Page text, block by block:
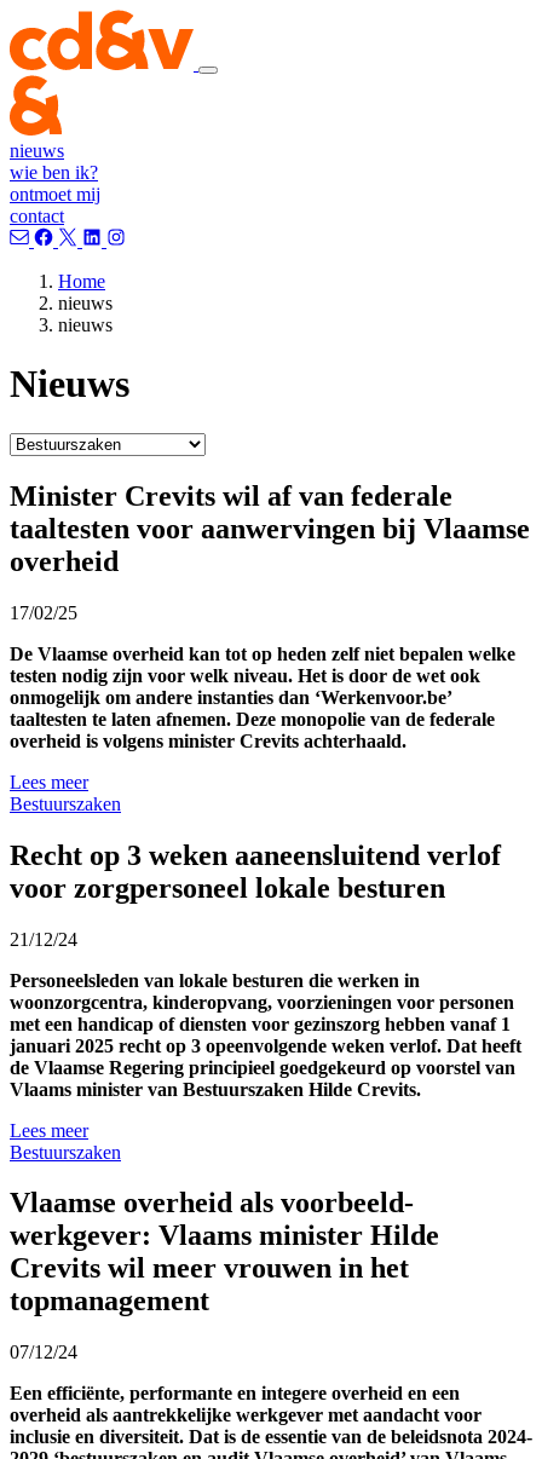
nieuws
wie ben ik?
ontmoet mij
contact
Home
nieuws
nieuws
Nieuws
Minister Crevits wil af van federale
taaltesten voor aanwervingen bij Vlaamse
overheid
17/02/25
De Vlaamse overheid kan tot op heden zelf niet bepalen welke
testen nodig zijn voor welk niveau. Het is door de wet ook
onmogelijk om andere instanties dan ‘Werkenvoor.be’
taaltesten te laten afnemen. Deze monopolie van de federale
overheid is volgens minister Crevits achterhaald.
Lees meer
Bestuurszaken
Recht op 3 weken aaneensluitend verlof
voor zorgpersoneel lokale besturen
21/12/24
Personeelsleden van lokale besturen die werken in
woonzorgcentra, kinderopvang, voorzieningen voor personen
met een handicap of diensten voor gezinszorg hebben vanaf 1
januari 2025 recht op 3 opeenvolgende weken verlof. Dat heeft
de Vlaamse Regering principieel goedgekeurd op voorstel van
Vlaams minister van Bestuurszaken Hilde Crevits.
Lees meer
Bestuurszaken
Vlaamse overheid als voorbeeld-
werkgever: Vlaams minister Hilde
Crevits wil meer vrouwen in het
topmanagement
07/12/24
Een efficiënte, performante en integere overheid en een
overheid als aantrekkelijke werkgever met aandacht voor
inclusie en diversiteit. Dat is de essentie van de beleidsnota 2024-